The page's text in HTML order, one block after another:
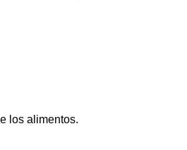
los alimentos.